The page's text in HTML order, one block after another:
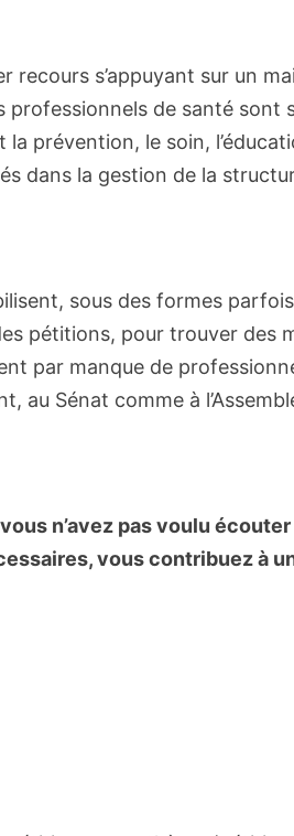
recours s’appuyant sur un
de santé sont
prévention, le soin,
dans la gestion de la
sous des formes
pétitions, pour trouver des
par manque de
au Sénat comme à
n’avez pas voulu
vous contribuez à